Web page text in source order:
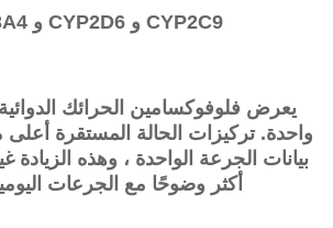
CYP2C9 و CYP2D6 و CYP3A4
يعرض فلوفوكسامين الحرائك
واحدة. تركيزات الحالة المستقرة
بيانات الجرعة الواحدة ، وهذه الزيادة
أكثر وضوحًا مع الجرعات